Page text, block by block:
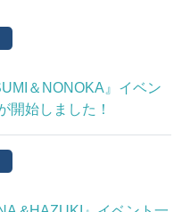
＆NONOKA』イベン
開始しました！